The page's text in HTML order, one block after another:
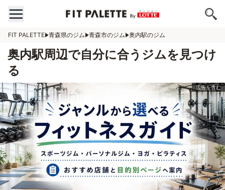
FIT PALETTE 青森県のジム 青森市のジム 奥内駅のジム
奥内駅周辺で自分に合うジムを見つけ
る